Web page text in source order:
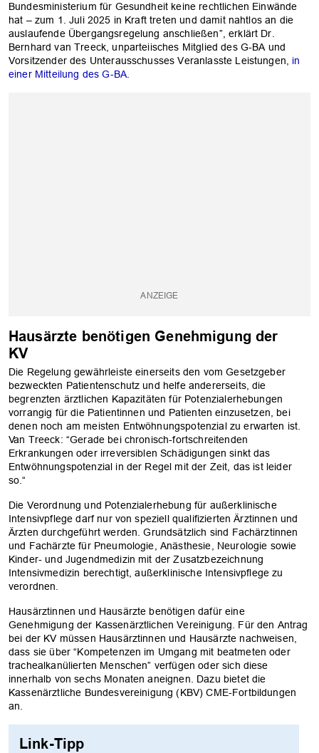
Bundesministerium für Gesundheit keine rechtlichen Einwände
hat – zum 1. Juli 2025 in Kraft treten und damit nahtlos an die
auslaufende Übergangsregelung anschließen”, erklärt Dr.
Bernhard van Treeck, unparteiisches Mitglied des G-BA und
Vorsitzender des Unterausschusses Veranlasste Leistungen, in
einer Mitteilung des G-BA
Hausärzte benötigen Genehmigung der
KV
Die Regelung gewährleiste einerseits den vom Gesetzgeber
bezweckten Patientenschutz und helfe andererseits, die
begrenzten ärztlichen Kapazitäten für Potenzialerhebungen
vorrangig für die Patientinnen und Patienten einzusetzen, bei
denen noch am meisten Entwöhnungspotenzial zu erwarten ist.
Van Treeck: “Gerade bei chronisch-fortschreitenden
Erkrankungen oder irreversiblen Schädigungen sinkt das
Entwöhnungspotenzial in der Regel mit der Zeit, das ist leider
so.“
Die Verordnung und Potenzialerhebung für außerklinische
Intensivpflege darf nur von speziell qualifizierten Ärztinnen und
Ärzten durchgeführt werden. Grundsätzlich sind Fachärztinnen
und Fachärzte für Pneumologie, Anästhesie, Neurologie sowie
Kinder- und Jugendmedizin mit der Zusatzbezeichnung
Intensivmedizin berechtigt, außerklinische Intensivpflege zu
verordnen.
Hausärztinnen und Hausärzte benötigen dafür eine
Genehmigung der Kassenärztlichen Vereinigung. Für den Antrag
bei der KV müssen Hausärztinnen und Hausärzte nachweisen,
dass sie über “Kompetenzen im Umgang mit beatmeten oder
trachealkanülierten Menschen” verfügen oder sich diese
innerhalb von sechs Monaten aneignen. Dazu bietet die
Kassenärztliche Bundesvereinigung (KBV) CME-Fortbildungen
an.
Link-Tipp